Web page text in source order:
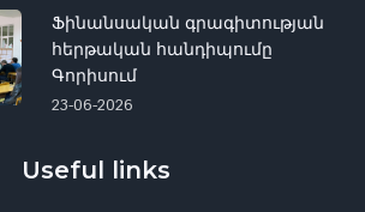
Ֆինանսական գրագիտության
հերթական հանդիպումը
Գորիսում
23-06-2026
Useful links